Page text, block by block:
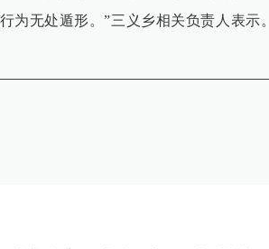
为无处遁形。”三义乡相关负责人表示。